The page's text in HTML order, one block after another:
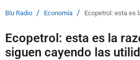
Blu Radio / Economía / Ecopetrol: esta es
Ecopetrol: esta es la
siguen cayendo las